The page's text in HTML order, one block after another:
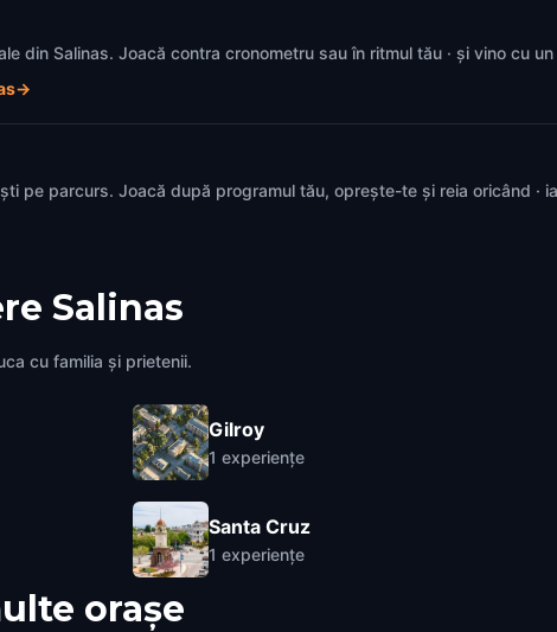
din Salinas. Joacă contra cronometru sau în ritmul tău · și vino cu
→
pe parcurs. Joacă după programul tău, oprește-te și reia oricând
Salinas
cu familia și prietenii.
Gilroy
1 experiențe
Santa Cruz
1 experiențe
orașe